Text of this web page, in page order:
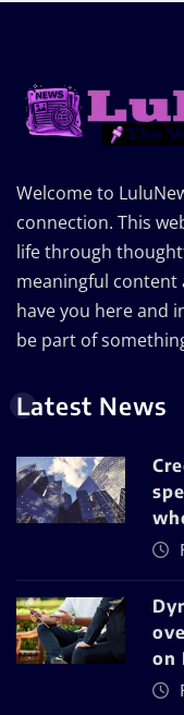
Welcome to
connection. This
life through
meaningful content
have you here and
be part of
Latest News
on